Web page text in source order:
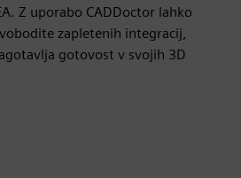
Z uporabo CADDoctor lahko
zapletenih integracij,
gotovost v svojih 3D